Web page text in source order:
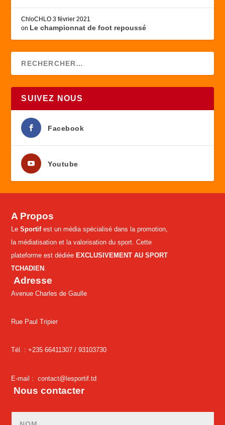
ChloCHLO 3 février 2021
on Le championnat de foot repoussé
SUIVEZ NOUS
Facebook
Youtube
A Propos
LeSportifest un média spécialisé dans la promotion,
la médiatisation et la valorisation du sport. Cette
plateforme est dédiéeEXCLUSIVEMENT AU SPORT
TCHADIEN
Adresse
Avenue Charles de Gaulle
Rue Paul Tripier
Tél. : +235 66411307 /93103730
E-mail :contact@lesportif.td
Nous contacter